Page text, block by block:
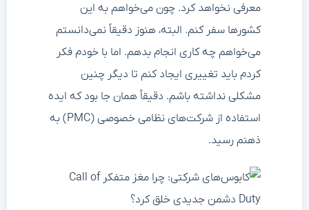
معرفی نخواهد کرد. چون می‌خواهم به این
کشورها سفر کنم. البته، هنوز دقیقاً نمی‌دانستم
می‌خواهم چه کاری انجام بدهم. اما با خودم فکر
کردم باید تغییری ایجاد کنم تا دیگر چنین
مشکلی نداشته باشم. دقیقاً همان جا بود که ایده
استفاده از شرکت‌های نظامی خصوصی (PMC) به
ذهنم رسید.